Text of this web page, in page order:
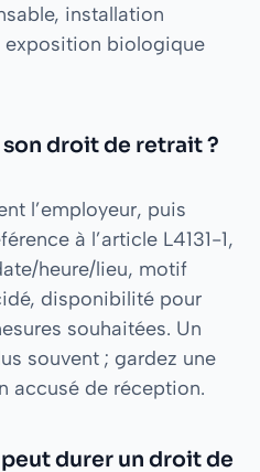
installation
exposition biologique
droit de retrait ?
l’employeur, puis
à l’article L4131-1,
heure/lieu, motif
disponibilité pour
souhaitées. Un
souvent ; gardez une
accusé de réception.
durer un droit de